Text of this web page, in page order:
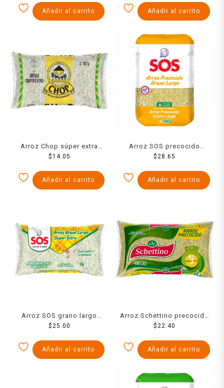
Añadir al carrito Añadir al carrito
Arroz Chop súper extra
900 g
$14.05
Añadir al carrito
Arroz SOS precocido
grano largo 900 g
$28.65
Añadir al carrito
Arroz SOS grano largo
uruguayo 900 g
$25.00
Añadir al carrito
Arroz Schettino precocido
1 kg
$22.40
Añadir al carrito